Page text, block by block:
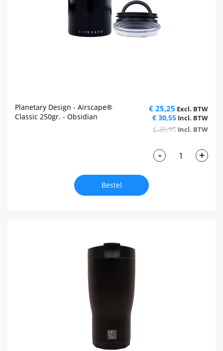
Planetary Design - Airscape®
Classic 250gr. - Obsidian
€ 25,25
€ 30,55
€ 35,95
- +
Bestel